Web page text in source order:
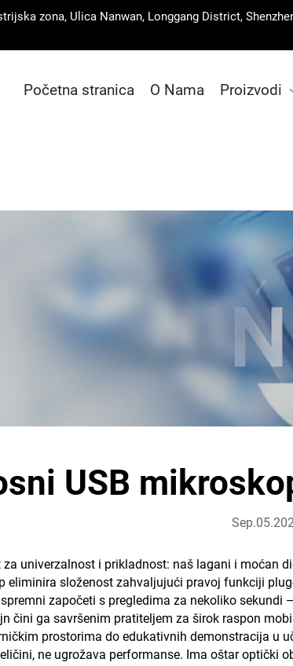
zona, Ulica Nanwan, Longgang District,
Početna stranica O Nama Proizvodi
USB
univerzalnost i prikladnost: naš lagani i moćan
eliminira složenost zahvaljujući pravoj funkciji
započeti s pregledima za nekoliko
čini ga savršenim pratiteljem za širok raspon
prostorima do edukativnih demonstracija u
ne ugrožava performanse. Ima oštar optički